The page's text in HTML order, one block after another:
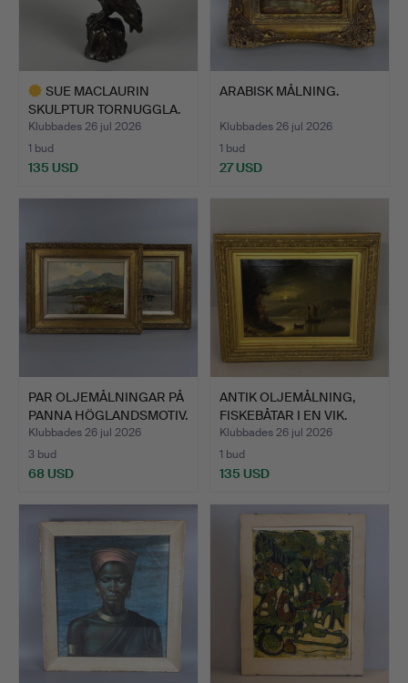
SUE MACLAURIN
SKULPTUR TORNUGGLA.
Klubbades 26 jul 2026
1 bud
135 USD
ARABISK MÅLNING.
Klubbades 26 jul 2026
1 bud
27 USD
PAR OLJEMÅLNINGAR PÅ
PANNA HÖGLANDSMOTIV.
Klubbades 26 jul 2026
3 bud
68 USD
ANTIK OLJEMÅLNING,
FISKEBÅTAR I EN VIK.
Klubbades 26 jul 2026
1 bud
135 USD